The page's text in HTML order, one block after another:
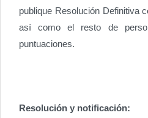
publique Resolución Definitiva
así como el resto de
puntuaciones.
Resolución y notificación: